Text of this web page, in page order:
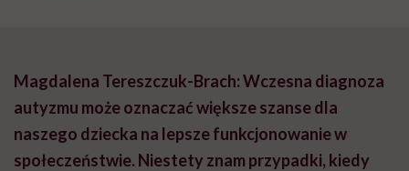
Magdalena Tereszczuk-Brach: Wczesna diagnoza
autyzmu może oznaczać większe szanse dla
naszego dziecka na lepsze funkcjonowanie w
społeczeństwie. Niestety znam przypadki, kiedy